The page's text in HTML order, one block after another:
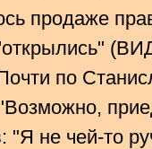
продаже
по
"Я не чей-то